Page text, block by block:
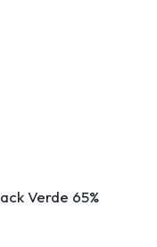
Verde 65%